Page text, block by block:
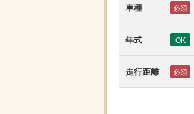
車種
年式
走行距離